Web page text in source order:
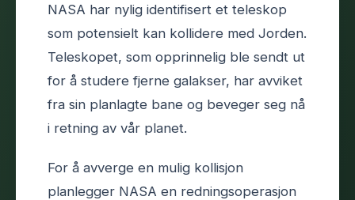
NASA har nylig identifisert et teleskop
som potensielt kan kollidere med Jorden.
Teleskopet, som opprinnelig ble sendt ut
for å studere fjerne galakser, har avviket
fra sin planlagte bane og beveger seg nå
i retning av vår planet.
For å avverge en mulig kollisjon
planlegger NASA en redningsoperasjon